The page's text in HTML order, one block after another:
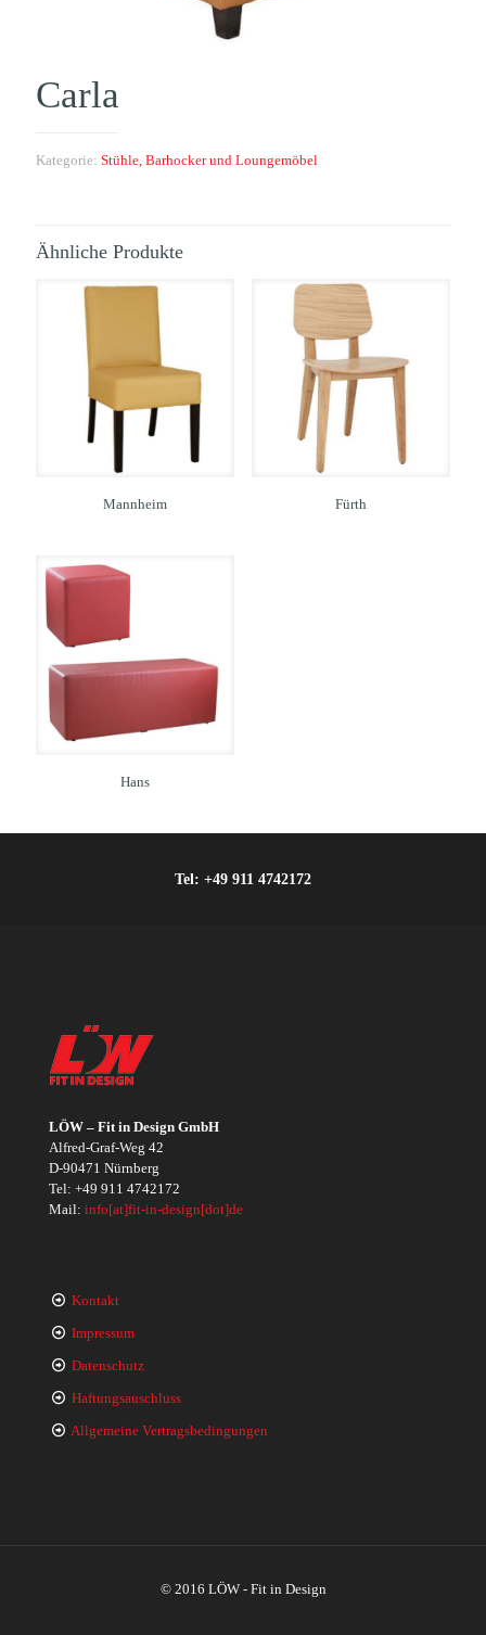
Carla
Kategorie: Stühle, Barhocker und Loungemöbel
Ähnliche Produkte
Mannheim Fürth
Hans
Tel: +49 911 4742172
LÖW – Fit in Design GmbH
Alfred-Graf-Weg 42
D-90471 Nürnberg
Tel: +49 911 4742172
Mail: info[at]fit-in-design[dot]de
Kontakt
Impressum
Datenschutz
Haftungsauschluss
Allgemeine Vertragsbedingungen
© 2016 LÖW - Fit in Design